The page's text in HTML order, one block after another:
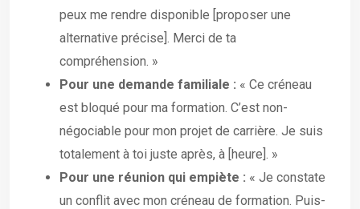
peux me rendre disponible [proposer une
alternative précise]. Merci de ta
compréhension. »
Pour une demande familiale : « Ce créneau
est bloqué pour ma formation. C’est non-
négociable pour mon projet de carrière. Je suis
totalement à toi juste après, à [heure]. »
Pour une réunion qui empiète : « Je constate
un conflit avec mon créneau de formation. Puis-